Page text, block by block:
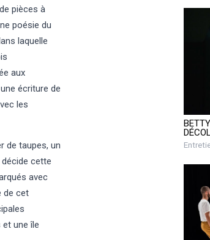
pièces à
poésie du
laquelle
aux
écriture de
les
de taupes, un
cette
avec
de cet
et une île